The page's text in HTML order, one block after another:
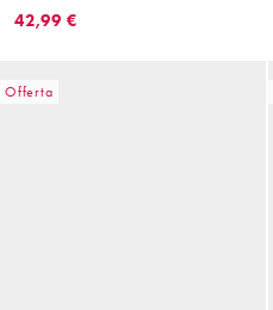
palloncino blu navy
42,99 €
Offerta